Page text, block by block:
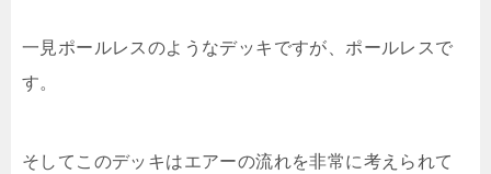
一見ポールレスのようなデッキですが、ポールレスで
す。
そしてこのデッキはエアーの流れを非常に考えられて